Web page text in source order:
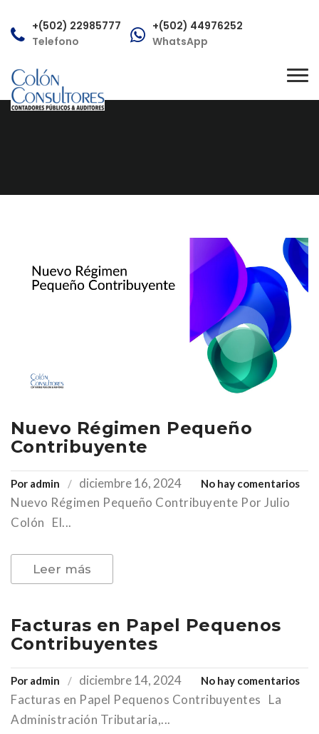
+(502) 22985777
Telefono
+(502) 44976252
WhatsApp
Correo
Nuevo Régimen Pequeño
Contribuyente
Por admin diciembre 16, 2024 No hay comentariosen
Nuevo Régimen Pequeño Contribuyente Por Julio
Colón El...
Leer más
Facturas en Papel Pequenos
Contribuyentes
Por admin diciembre 14, 2024 No hay comentariosen
Facturas en Papel Pequenos Contribuyentes La
Administración Tributaria,...